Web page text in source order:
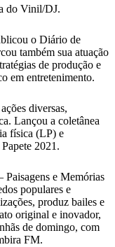
do Vinil/DJ.
o Diário de
também sua atuação
de produção e
em entretenimento.
diversas,
Lançou a coletânea
física (LP) e
2021.
e Memórias
populares e
produz bailes e
original e inovador,
de domingo, com
FM.